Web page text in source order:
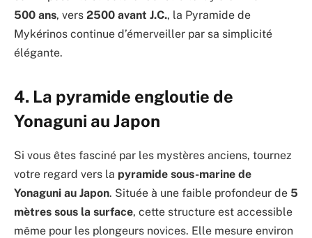
500 ans, vers 2500 avant J.C., la Pyramide de
Mykérinos continue d’émerveiller par sa simplicité
élégante.
4. La pyramide engloutie de
Yonaguni au Japon
Si vous êtes fasciné par les mystères anciens, tournez
votre regard vers la pyramide sous-marine de
Yonaguni au Japon. Située à une faible profondeur de 5
mètres sous la surface, cette structure est accessible
même pour les plongeurs novices. Elle mesure environ